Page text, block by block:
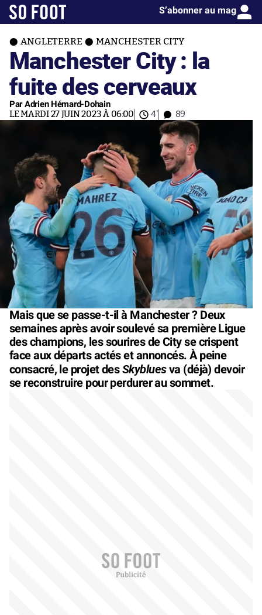
S’abonner au mag
ANGLETERRE MANCHESTER CITY
Manchester City : la
fuite des cerveaux
Par Adrien Hémard-Dohain
LE MARDI 27 JUIN 2023 À 06:00 4' 89
Mais que se passe-t-il à Manchester ? Deux
semaines après avoir soulevé sa première Ligue
des champions, les sourires de City se crispent
face aux départs actés et annoncés. À peine
consacré, le projet desSkybluesva (déjà) devoir
se reconstruire pour perdurer au sommet.